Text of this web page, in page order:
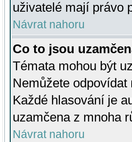
uživatelé mají právo
Návrat nahoru
Co to jsou
Témata mohou být
Nemůžete
Každé hlasování je
uzamčena z mnoha
Návrat nahoru